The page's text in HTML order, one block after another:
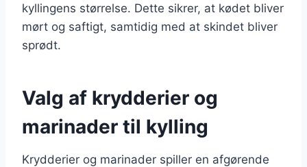
kyllingens størrelse. Dette sikrer, at kødet bliver
mørt og saftigt, samtidig med at skindet bliver
sprødt.
Valg af krydderier og
marinader til kylling
Krydderier og marinader spiller en afgørende